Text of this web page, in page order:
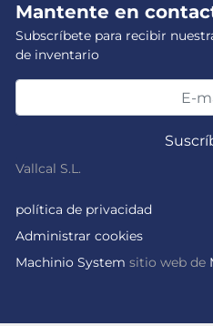
Mantente en
Subscríbete para recibir
de inventario
Vallcal S.L.
política de privacidad
Administrar cookies
Machinio System sitio web de